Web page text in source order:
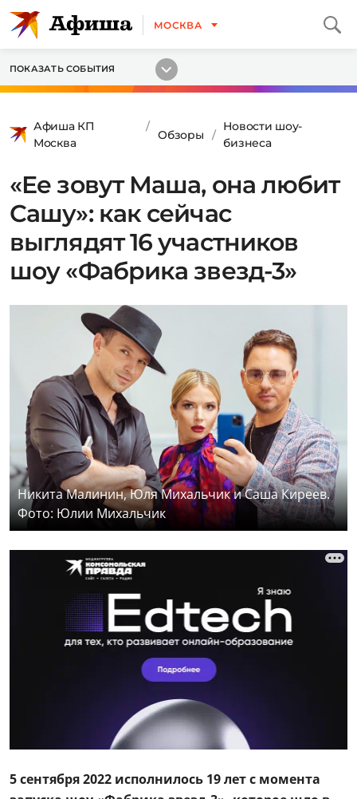
МОСКВА
ПОКАЗАТЬ СОБЫТИЯ
Афиша КП
Москва
Обзоры
Новости шоу-
бизнеса
«Ее зовут Маша, она любит
Сашу»: как сейчас
выглядят 16 участников
шоу «Фабрика звезд-3»
Никита Малинин, Юля Михальчик и Саша Киреев.
Фото: Юлии Михальчик
5 сентября 2022 исполнилось 19 лет с момента